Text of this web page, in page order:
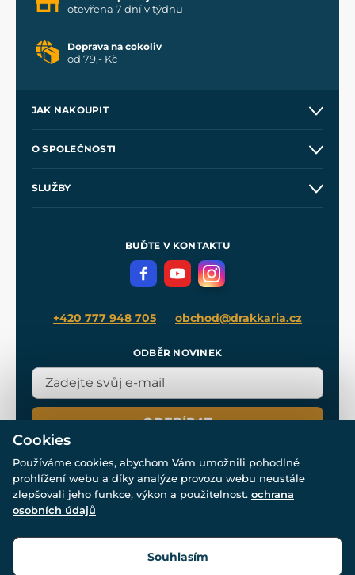
otevřena 7 dní v týdnu
Doprava na cokoliv
od 79,- Kč
JAK NAKOUPIT
Velkoobchod
O SPOLEČNOSTI
SLUŽBY
Meče pro Kingdom Come
BUĎTE V KONTAKTU
+420 777 948 705 obchod@drakkaria.cz
ODBĚR NOVINEK
ODEBÍRAT
© Všechna práva vyhrazena. www.drakkaria.cz 2007-2026.
Cookies
Používáme cookies, abychom Vám umožnili pohodlné
prohlížení webu a díky analýze provozu webu neustále
zlepšovali jeho funkce, výkon a použitelnost. ochrana
osobních údajů
Souhlasím